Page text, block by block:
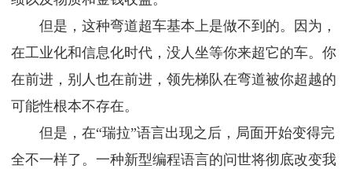
但是，这种弯道超车基本上是做不到的。因为，
在工业化和信息化时代，没人坐等你来超它的车。你
在前进，别人也在前进，领先梯队在弯道被你超越的
可能性根本不存在。
但是，在“瑞拉”语言出现之后，局面开始变得完
全不一样了。一种新型编程语言的问世将彻底改变我